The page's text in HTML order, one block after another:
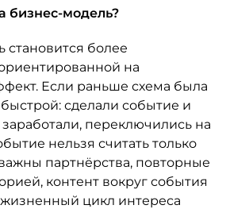
бизнес-модель?
более
на
Если раньше схема была
сделали событие и
переключились на
нельзя считать только
партнёрства, повторные
контент вокруг события
жизненный цикл интереса